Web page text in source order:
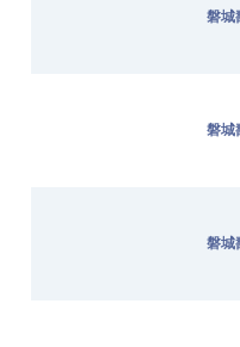
磐
磐
磐